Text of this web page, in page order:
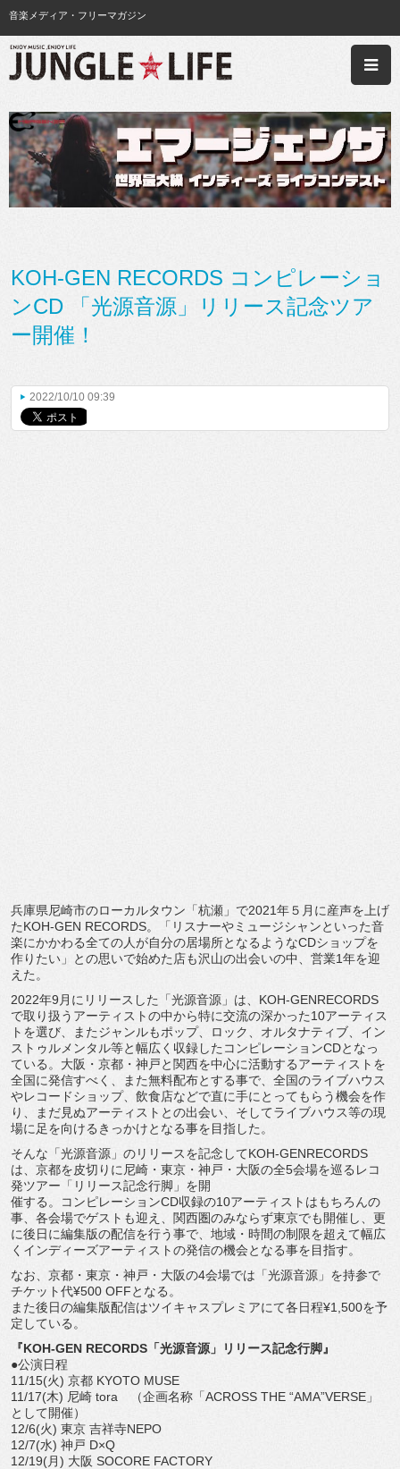
音楽メディア・フリーマガジン
KOH-GEN RECORDS コンピレーショ
ンCD 「光源音源」リリース記念ツア
ー開催！
2022/10/10 09:39
兵庫県尼崎市のローカルタウン「杭瀬」で2021年５月に産声を上げ
たKOH-GEN RECORDS。「リスナーやミュージシャンといった音
楽にかかわる全ての人が自分の居場所となるようなCDショップを
作りたい」との思いで始めた店も沢山の出会いの中、営業1年を迎
えた。
2022年9月にリリースした「光源音源」は、KOH-GENRECORDS
で取り扱うアーティストの中から特に交流の深かった10アーティス
トを選び、またジャンルもポップ、ロック、オルタナティブ、イン
ストゥルメンタル等と幅広く収録したコンピレーションCDとなっ
ている。大阪・京都・神戸と関西を中心に活動するアーティストを
全国に発信すべく、また無料配布とする事で、全国のライブハウス
やレコードショップ、飲食店などで直に手にとってもらう機会を作
り、まだ見ぬアーティストとの出会い、そしてライブハウス等の現
場に足を向けるきっかけとなる事を目指した。
そんな「光源音源」のリリースを記念してKOH-GENRECORDS
は、京都を皮切りに尼崎・東京・神戸・大阪の全5会場を巡るレコ
発ツアー「リリース記念行脚」を開
催する。コンピレーションCD収録の10アーティストはもちろんの
事、各会場でゲストも迎え、関西圏のみならず東京でも開催し、更
に後日に編集版の配信を行う事で、地域・時間の制限を超えて幅広
くインディーズアーティストの発信の機会となる事を目指す。
なお、京都・東京・神戸・大阪の4会場では「光源音源」を持参で
チケット代¥500 OFFとなる。
また後日の編集版配信はツイキャスプレミアにて各日程¥1,500を予
定している。
『KOH-GEN RECORDS「光源音源」リリース記念行脚』
●公演日程
11/15(火) 京都 KYOTO MUSE
11/17(木) 尼崎 tora （企画名称「ACROSS THE “AMA”VERSE」
として開催）
12/6(火) 東京 吉祥寺NEPO
12/7(水) 神戸 D×Q
12/19(月) 大阪 SOCORE FACTORY